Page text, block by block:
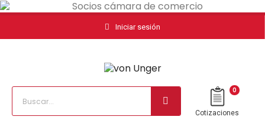
Iniciar sesión
0
Cotizaciones